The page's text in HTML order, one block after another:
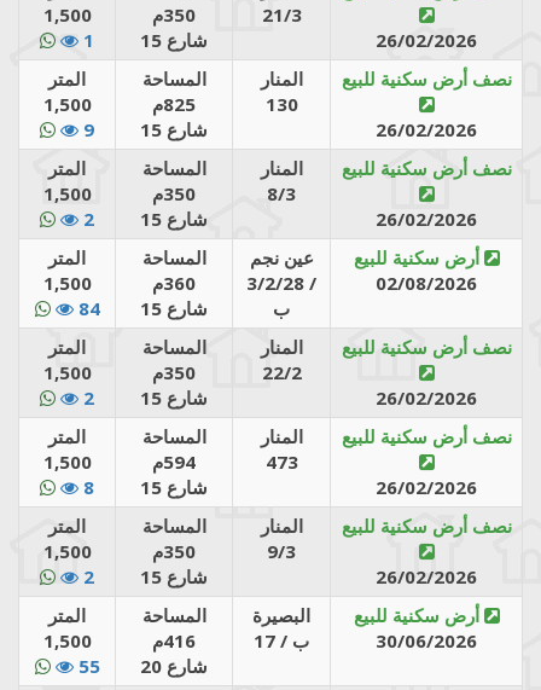
1,500
1
350م
شارع 15
21/3
26/02/2026
المتر
1,500
9
المساحة
825م
شارع 15
المنار
130
نصف أرض سكنية للبيع
26/02/2026
المتر
1,500
2
المساحة
350م
شارع 15
المنار
8/3
نصف أرض سكنية للبيع
26/02/2026
المتر
1,500
84
المساحة
360م
شارع 15
عين نجم
3/2/28 /
ب
أرض سكنية للبيع
02/08/2026
المتر
1,500
2
المساحة
350م
شارع 15
المنار
22/2
نصف أرض سكنية للبيع
26/02/2026
المتر
1,500
8
المساحة
594م
شارع 15
المنار
473
نصف أرض سكنية للبيع
26/02/2026
المتر
1,500
2
المساحة
350م
شارع 15
المنار
9/3
نصف أرض سكنية للبيع
26/02/2026
المتر
1,500
55
المساحة
416م
شارع 20
البصيرة
17 / ب
أرض سكنية للبيع
30/06/2026